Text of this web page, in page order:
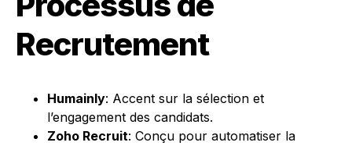
Recrutement
Humainly: Accent sur la sélection et
l’engagement des candidats.
Zoho Recruit: Conçu pour automatiser la